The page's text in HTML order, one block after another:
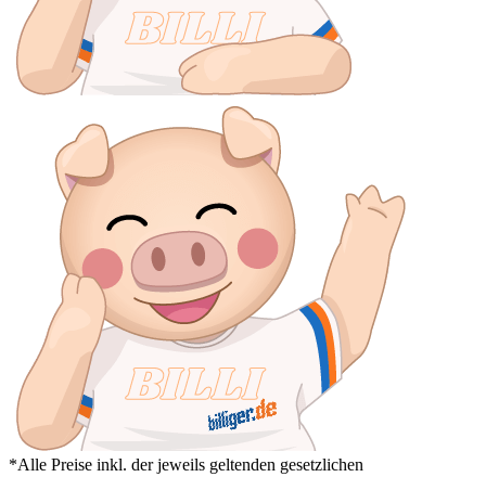
*Alle Preise inkl. der jeweils geltenden gesetzlichen